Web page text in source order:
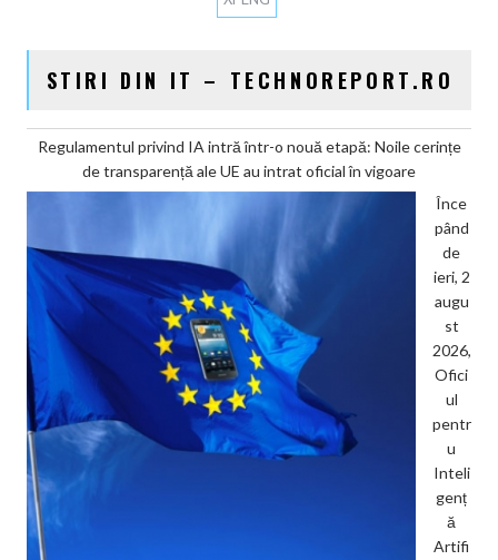
STIRI DIN IT – TECHNOREPORT.RO
Regulamentul privind IA intră într-o nouă etapă: Noile cerințe
de transparență ale UE au intrat oficial în vigoare
Înce
pând
de
ieri, 2
augu
st
2026,
Ofici
ul
pentr
u
Inteli
genț
ă
Artifi